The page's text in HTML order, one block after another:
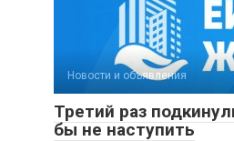
Новости и объявления
Третий раз
бы не наступить